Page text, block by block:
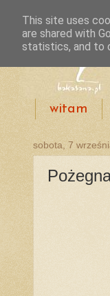
witam
sobota, 7
This site uses
are shared with
statistics, and to